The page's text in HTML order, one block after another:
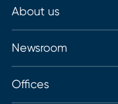
About us
Newsroom
Offices